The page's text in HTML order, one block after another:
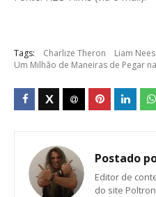
Tags: Charlize Theron Liam
Um Milhão de Maneiras de Pegar
Postado
Editor de
do site